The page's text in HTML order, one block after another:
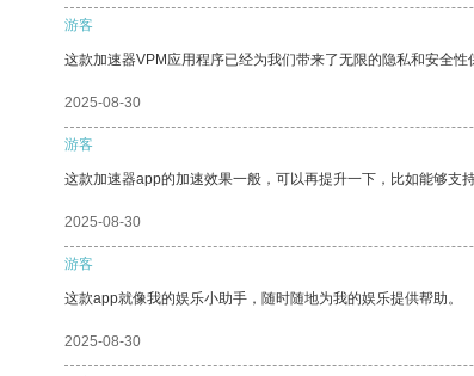
游客
这款加速器VPM应用程序已经为我们带来了无限的隐私和安全性
2025-08-30
游客
这款加速器app的加速效果一般，可以再提升一下，比如能够支
2025-08-30
游客
这款app就像我的娱乐小助手，随时随地为我的娱乐提供帮助。
2025-08-30